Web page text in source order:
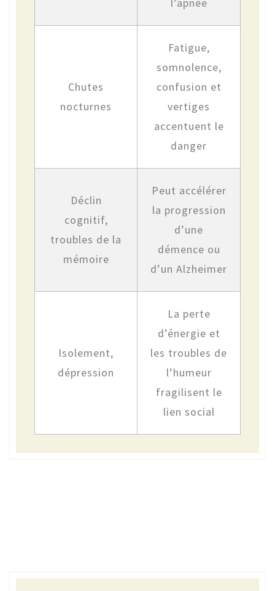
Chutes
nocturnes
Fatigue,
somnolence,
confusion et
vertiges
accentuent le
danger
Déclin
cognitif,
troubles de la
mémoire
Peut accélérer
la progression
d’une
démence ou
d’un Alzheimer
Isolement,
dépression
La perte
d’énergie et
les troubles de
l’humeur
fragilisent le
lien social